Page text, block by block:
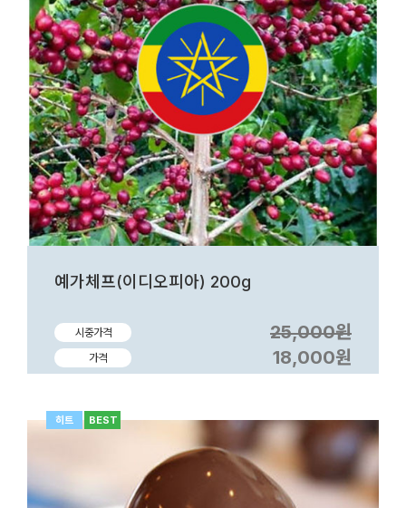
예가체프(이디오피아) 200g
시중가격 25,000원
가격 18,000원
히트 BEST